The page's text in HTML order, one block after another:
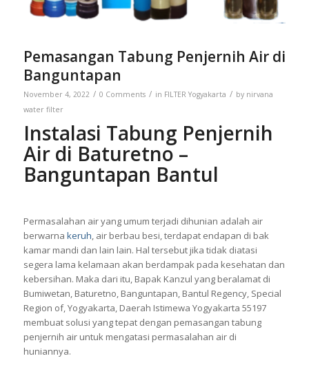
Pemasangan Tabung Penjernih Air di
Banguntapan
November 4, 2022 / 0 Comments / in FILTER Yogyakarta / by nirvana
water filter
Instalasi Tabung Penjernih
Air di Baturetno –
Banguntapan Bantul
Permasalahan air yang umum terjadi dihunian adalah air
berwarna keruh, air berbau besi, terdapat endapan di bak
kamar mandi dan lain lain. Hal tersebut jika tidak diatasi
segera lama kelamaan akan berdampak pada kesehatan dan
kebersihan. Maka dari itu, Bapak Kanzul yang beralamat di
Bumiwetan, Baturetno, Banguntapan, Bantul Regency, Special
Region of, Yogyakarta, Daerah Istimewa Yogyakarta 55197
membuat solusi yang tepat dengan pemasangan tabung
penjernih air untuk mengatasi permasalahan air di
huniannya.